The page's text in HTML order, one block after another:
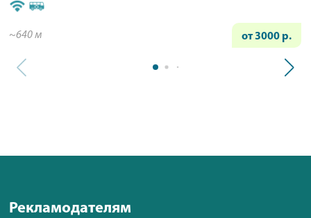
~640 м от 3000 р.
Рекламодателям